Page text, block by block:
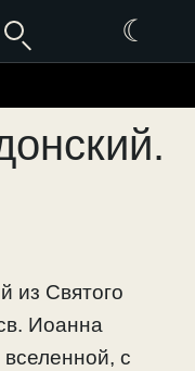
☾
из Святого
Иоанна
вселенной, с